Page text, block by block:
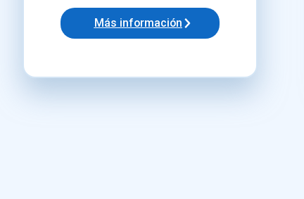
Más información